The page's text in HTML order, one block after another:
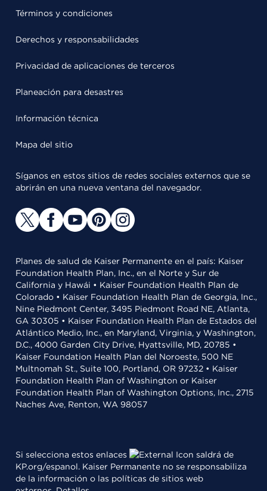
Términos y condiciones
Derechos y responsabilidades
Privacidad de aplicaciones de terceros
Planeación para desastres
Información técnica
Mapa del sitio
Síganos en estos sitios de redes sociales externos que se
abrirán en una nueva ventana del navegador.
Planes de salud de Kaiser Permanente en el país: Kaiser
Foundation Health Plan, Inc., en el Norte y Sur de
California y Hawái • Kaiser Foundation Health Plan de
Colorado • Kaiser Foundation Health Plan de Georgia, Inc.,
Nine Piedmont Center, 3495 Piedmont Road NE, Atlanta,
GA 30305 • Kaiser Foundation Health Plan de Estados del
Atlántico Medio, Inc., en Maryland, Virginia, y Washington,
D.C., 4000 Garden City Drive, Hyattsville, MD, 20785 •
Kaiser Foundation Health Plan del Noroeste, 500 NE
Multnomah St., Suite 100, Portland, OR 97232 • Kaiser
Foundation Health Plan of Washington or Kaiser
Foundation Health Plan of Washington Options, Inc., 2715
Naches Ave, Renton, WA 98057
Si selecciona estos enlaces
saldrá de
KP.org/espanol. Kaiser Permanente no se responsabiliza
de la información o las políticas de sitios web